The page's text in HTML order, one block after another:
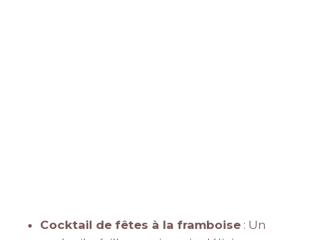
Cocktail de fêtes à la framboise : Un